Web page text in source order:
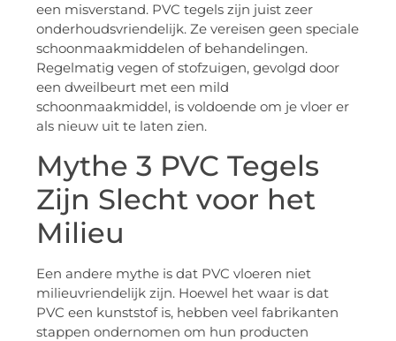
een misverstand. PVC tegels zijn juist zeer
onderhoudsvriendelijk. Ze vereisen geen speciale
schoonmaakmiddelen of behandelingen.
Regelmatig vegen of stofzuigen, gevolgd door
een dweilbeurt met een mild
schoonmaakmiddel, is voldoende om je vloer er
als nieuw uit te laten zien.
Mythe 3 PVC Tegels
Zijn Slecht voor het
Milieu
Een andere mythe is dat PVC vloeren niet
milieuvriendelijk zijn. Hoewel het waar is dat
PVC een kunststof is, hebben veel fabrikanten
stappen ondernomen om hun producten